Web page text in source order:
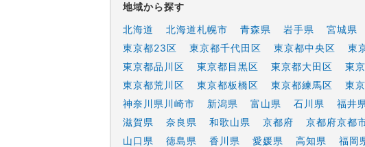
地域から探す
北海道
北海道札幌市 青森県 岩手県 宮城県
東京都23区
東京都千代田区 東京都中央区 東
東京都品川区
東京都目黒区 東京都大田区 東
東京都荒川区
東京都板橋区 東京都練馬区 東
神奈川県川崎市
新潟県 富山県 石川県 福井
滋賀県
奈良県 和歌山県 京都府 京都府京都
山口県
徳島県 香川県 愛媛県 高知県 福岡